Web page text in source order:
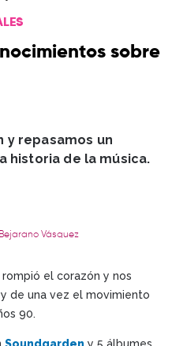
sobre
y repasamos un
historia de la música.
Vásquez
rompió el corazón y nos
de una vez el movimiento
90.
Soundgarden y 5 álbumes